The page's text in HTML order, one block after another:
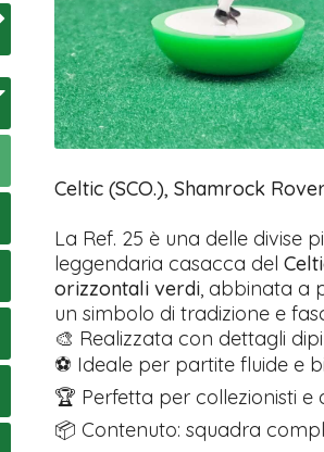
Celtic (SCO.), Shamrock
La Ref. 25 è una delle divise
leggendaria casacca del
orizzontali verdi, abbinata a
un simbolo di tradizione e
🎨 Realizzata con dettagli
⚽ Ideale per partite fluide e
🏆 Perfetta per collezionisti
📦 Contenuto: squadra